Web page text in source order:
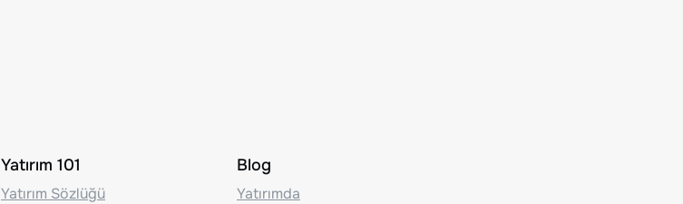
Yatırım 101
Yatırım Sözlüğü
Blog
Yatırımda